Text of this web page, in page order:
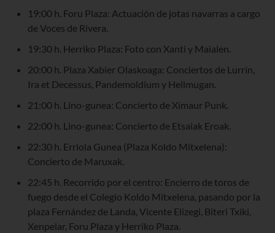
19:00 h. Foru Plaza: Actuación de jotas navarras a cargo
de Voces de Rivera.
19:30 h. Herriko Plaza: Foto con Xanti y Maialen.
20:00 h. Plaza Xabier Olaskoaga: Conciertos de Lurrin,
Ira et Decessus, Pandemoldium y Hellmugan.
21:00 h. Lino-gunea: Concierto de Ximaur Punk.
22:00 h. Lino-gunea: Concierto de Etsaiak Eroak.
22:30 h. Erriola Gunea (Plaza Koldo Mitxelena):
Concierto de Maruxak.
22:45 h. Recorrido por el centro: Encierro de toros de
fuego desde el Colegio Koldo Mitxelena, pasando por la
plaza Fernández de Landa, Vicente Elizegi, Biteri Txiki,
Xenpelar, Foru Plaza y Herriko Plaza.